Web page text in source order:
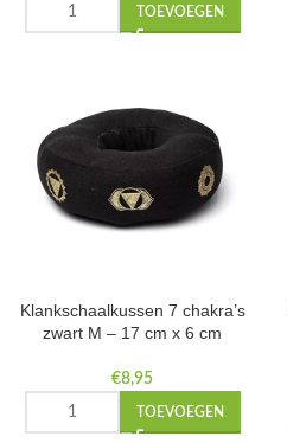
TOEVOEGEN
Klankschaalkussen 7 chakra’s
zwart M – 17 cm x 6 cm
€8,95
TOEVOEGEN